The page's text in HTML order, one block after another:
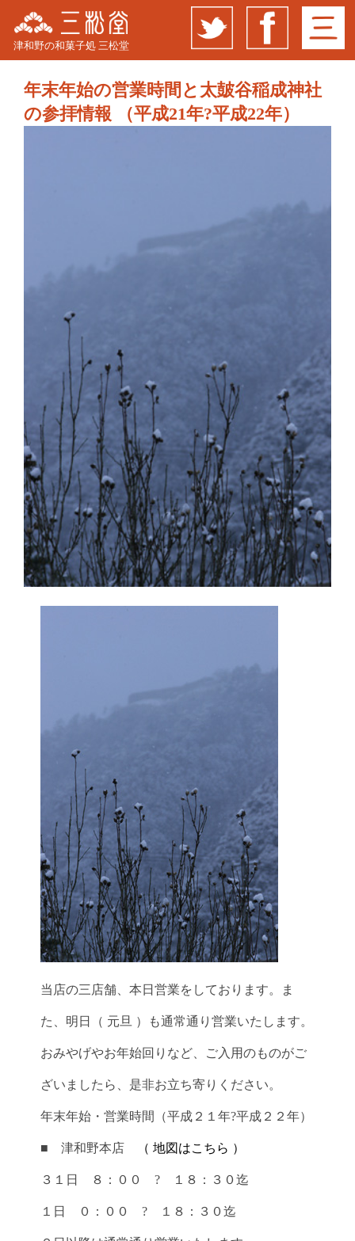
津和野の和菓子処 三松堂
年末年始の営業時間と太皷谷稲成神社
の参拝情報 （平成21年?平成22年）
当店の三店舗、本日営業をしております。ま
た、明日（ 元旦 ）も通常通り営業いたします。
おみやげやお年始回りなど、ご入用のものがご
ざいましたら、是非お立ち寄りください。
年末年始・営業時間（平成２１年?平成２２年）
■ 津和野本店 （ 地図はこちら ）
３１日 ８：００ ? １８：３０迄
１日 ０：００ ? １８：３０迄